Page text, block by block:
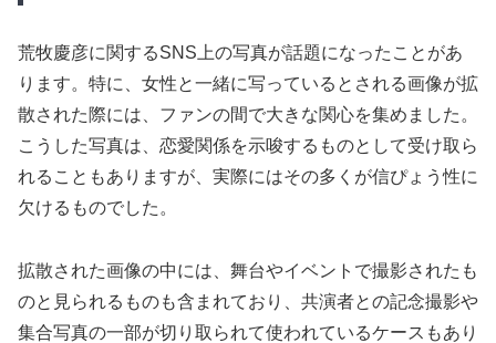
荒牧慶彦に関するSNS上の写真が話題になったことがあ
ります。特に、女性と一緒に写っているとされる画像が拡
散された際には、ファンの間で大きな関心を集めました。
こうした写真は、恋愛関係を示唆するものとして受け取ら
れることもありますが、実際にはその多くが信ぴょう性に
欠けるものでした。
拡散された画像の中には、舞台やイベントで撮影されたも
のと見られるものも含まれており、共演者との記念撮影や
集合写真の一部が切り取られて使われているケースもあり